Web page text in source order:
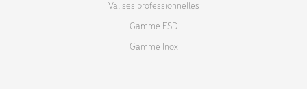
Valises professionnelles
Gamme ESD
Gamme Inox